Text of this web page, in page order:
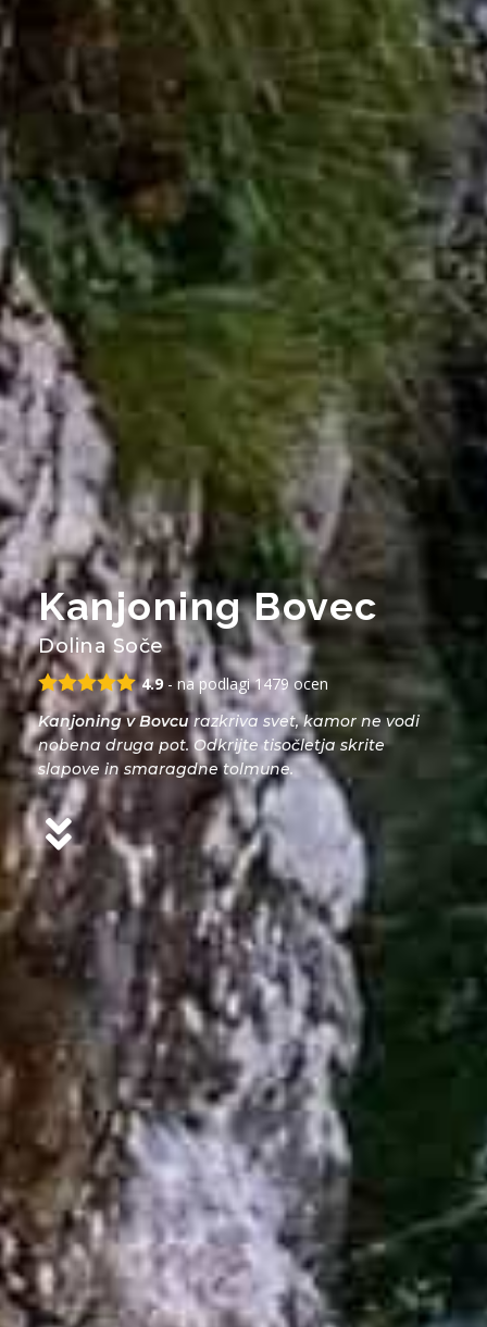
Kanjoning Bovec
Dolina Soče
4.9- na podlagi1479ocen
Kanjoning v Bovcu razkriva svet, kamor ne vodi
nobena druga pot. Odkrijte tisočletja skrite
slapove in smaragdne tolmune.